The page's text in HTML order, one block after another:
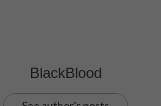
BlackBlood